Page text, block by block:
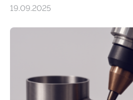
Automobil, Maschinenbau und in
Teile als eine Einheit verpacken.
der Benutzer vorgeben und
über die Positionierung der
Automatisierungsschnittstelle
besser in spezifische
einzubinden. Sankt Augustin –
19.09.2025